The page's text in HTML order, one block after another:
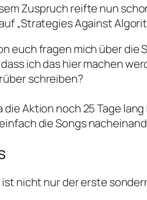
Zuspruch reifte nun
„Strategies Against
euch fragen mich über die
ich das hier machen
schreiben?
die Aktion noch 25 Tage
die Songs
ist nicht nur der erste